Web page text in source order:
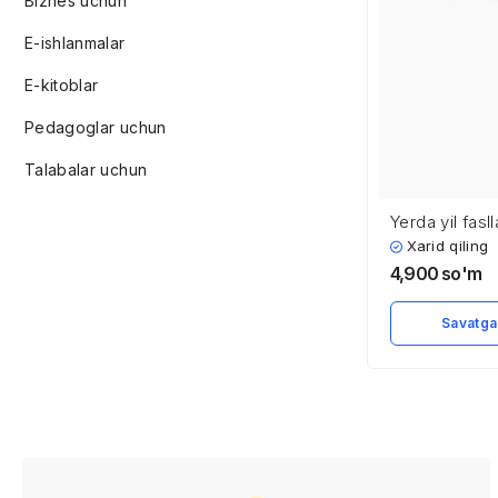
E-ishlanmalar
E-kitoblar
Pedagoglar uchun
Talabalar uchun
Yerda yil
almashinishi
presession
Xarid qiling
4,900 so'm